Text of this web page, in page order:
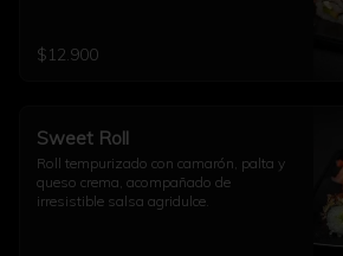
$12.900
Sweet Roll
Roll tempurizado con camarón, palta y
queso crema, acompañado de
irresistible salsa agridulce.